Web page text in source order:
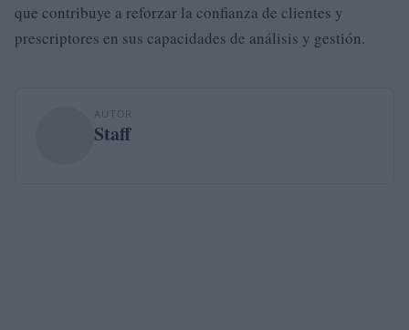
que contribuye a reforzar la confianza de clientes y
prescriptores en sus capacidades de análisis y gestión.
AUTOR
Staff